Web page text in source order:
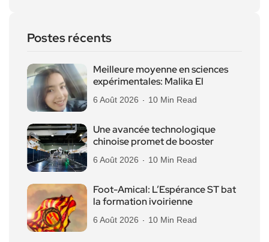
Postes récents
Meilleure moyenne en sciences
expérimentales: Malika El
6 Août 2026 10 Min Read
Une avancée technologique
chinoise promet de booster
6 Août 2026 10 Min Read
Foot-Amical: L’Espérance ST bat
la formation ivoirienne
6 Août 2026 10 Min Read